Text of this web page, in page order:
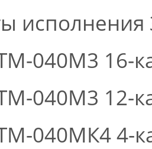
040М3 16-
040М3 12-
040МК4 4-